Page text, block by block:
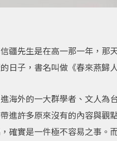
疆先生是在高一那一年，那
日子，書名叫做《春來燕歸
海外的一大群學者、文人
進許多原來沒有的內容與觀
確實是一件極不容易之事。